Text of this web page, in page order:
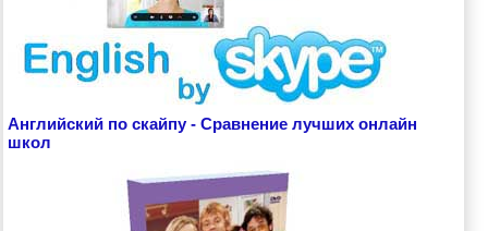
Английский по скайпу - Сравнение лучших онлайн
школ